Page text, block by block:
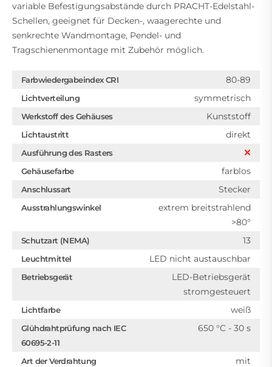
variable Befestigungsabstände durch PRACHT-Edelstahl-
Schellen, geeignet für Decken-, waagerechte und
senkrechte Wandmontage, Pendel- und
Tragschienenmontage mit Zubehör möglich.
Farbwiedergabeindex CRI 80-89
Lichtverteilung symmetrisch
Werkstoff des Gehäuses Kunststoff
Lichtaustritt direkt
Ausführung des Rasters
Gehäusefarbe
farblos
Anschlussart Stecker
Ausstrahlungswinkel
extrem breitstrahlend
>80°
Schutzart (NEMA) 13
Leuchtmittel LED nicht austauschbar
Betriebsgerät
LED-Betriebsgerät
stromgesteuert
Lichtfarbe weiß
Glühdrahtprüfung nach IEC
60695-2-11
650 °C - 30 s
Art der Verdrahtung
mit